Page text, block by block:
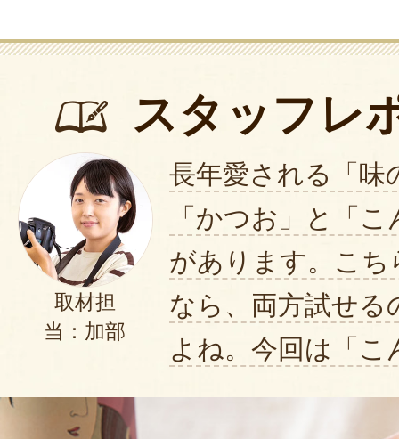
スタッフレ
取材担
当：加部
長年愛される「味
「かつお」と「
があります。こち
なら、両方試せる
よね。今回は「こ